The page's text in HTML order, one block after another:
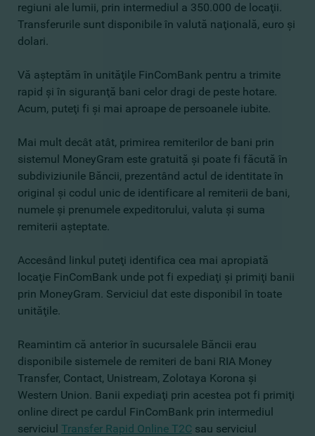
regiuni ale lumii, prin intermediul a 350.000 de locaţii.
Transferurile sunt disponibile în valută naţională, euro şi
dolari.
Vă aşteptăm în unităţile FinComBank pentru a trimite
rapid şi în siguranţă bani celor dragi de peste hotare.
Acum, puteţi fi şi mai aproape de persoanele iubite.
Mai mult decât atât, primirea remiterilor de bani prin
sistemul MoneyGram este gratuită şi poate fi făcută în
subdiviziunile Băncii, prezentând actul de identitate în
original şi codul unic de identificare al remiterii de bani,
numele şi prenumele expeditorului, valuta şi suma
remiterii aşteptate.
Accesând linkul puteţi identifica cea mai apropiată
locaţie FinComBank unde pot fi expediaţi şi primiţi banii
prin MoneyGram. Serviciul dat este disponibil în toate
unităţile.
Reamintim că anterior în sucursalele Băncii erau
disponibile sistemele de remiteri de bani RIA Money
Transfer, Contact, Unistream, Zolotaya Korona şi
Western Union. Banii expediaţi prin acestea pot fi primiţi
online direct pe cardul FinComBank prin intermediul
serviciul Transfer Rapid Online T2C sau serviciul